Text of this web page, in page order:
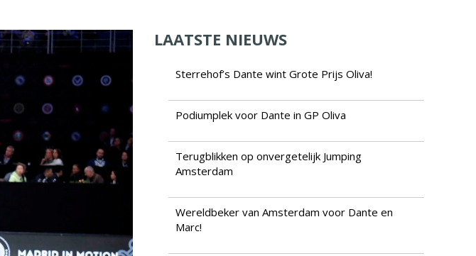
LAATSTE NIEUWS
Sterrehof’s Dante wint Grote Prijs Oliva!
Podiumplek voor Dante in GP Oliva
Terugblikken op onvergetelijk Jumping
Amsterdam
Wereldbeker van Amsterdam voor Dante en
Marc!